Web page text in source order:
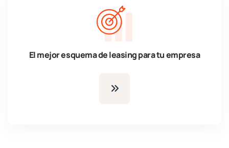
El mejor esquema de leasing para tu empresa